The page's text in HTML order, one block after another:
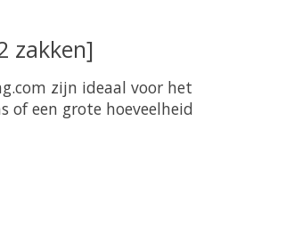
zakken]
zijn ideaal voor het
of een grote hoeveelheid